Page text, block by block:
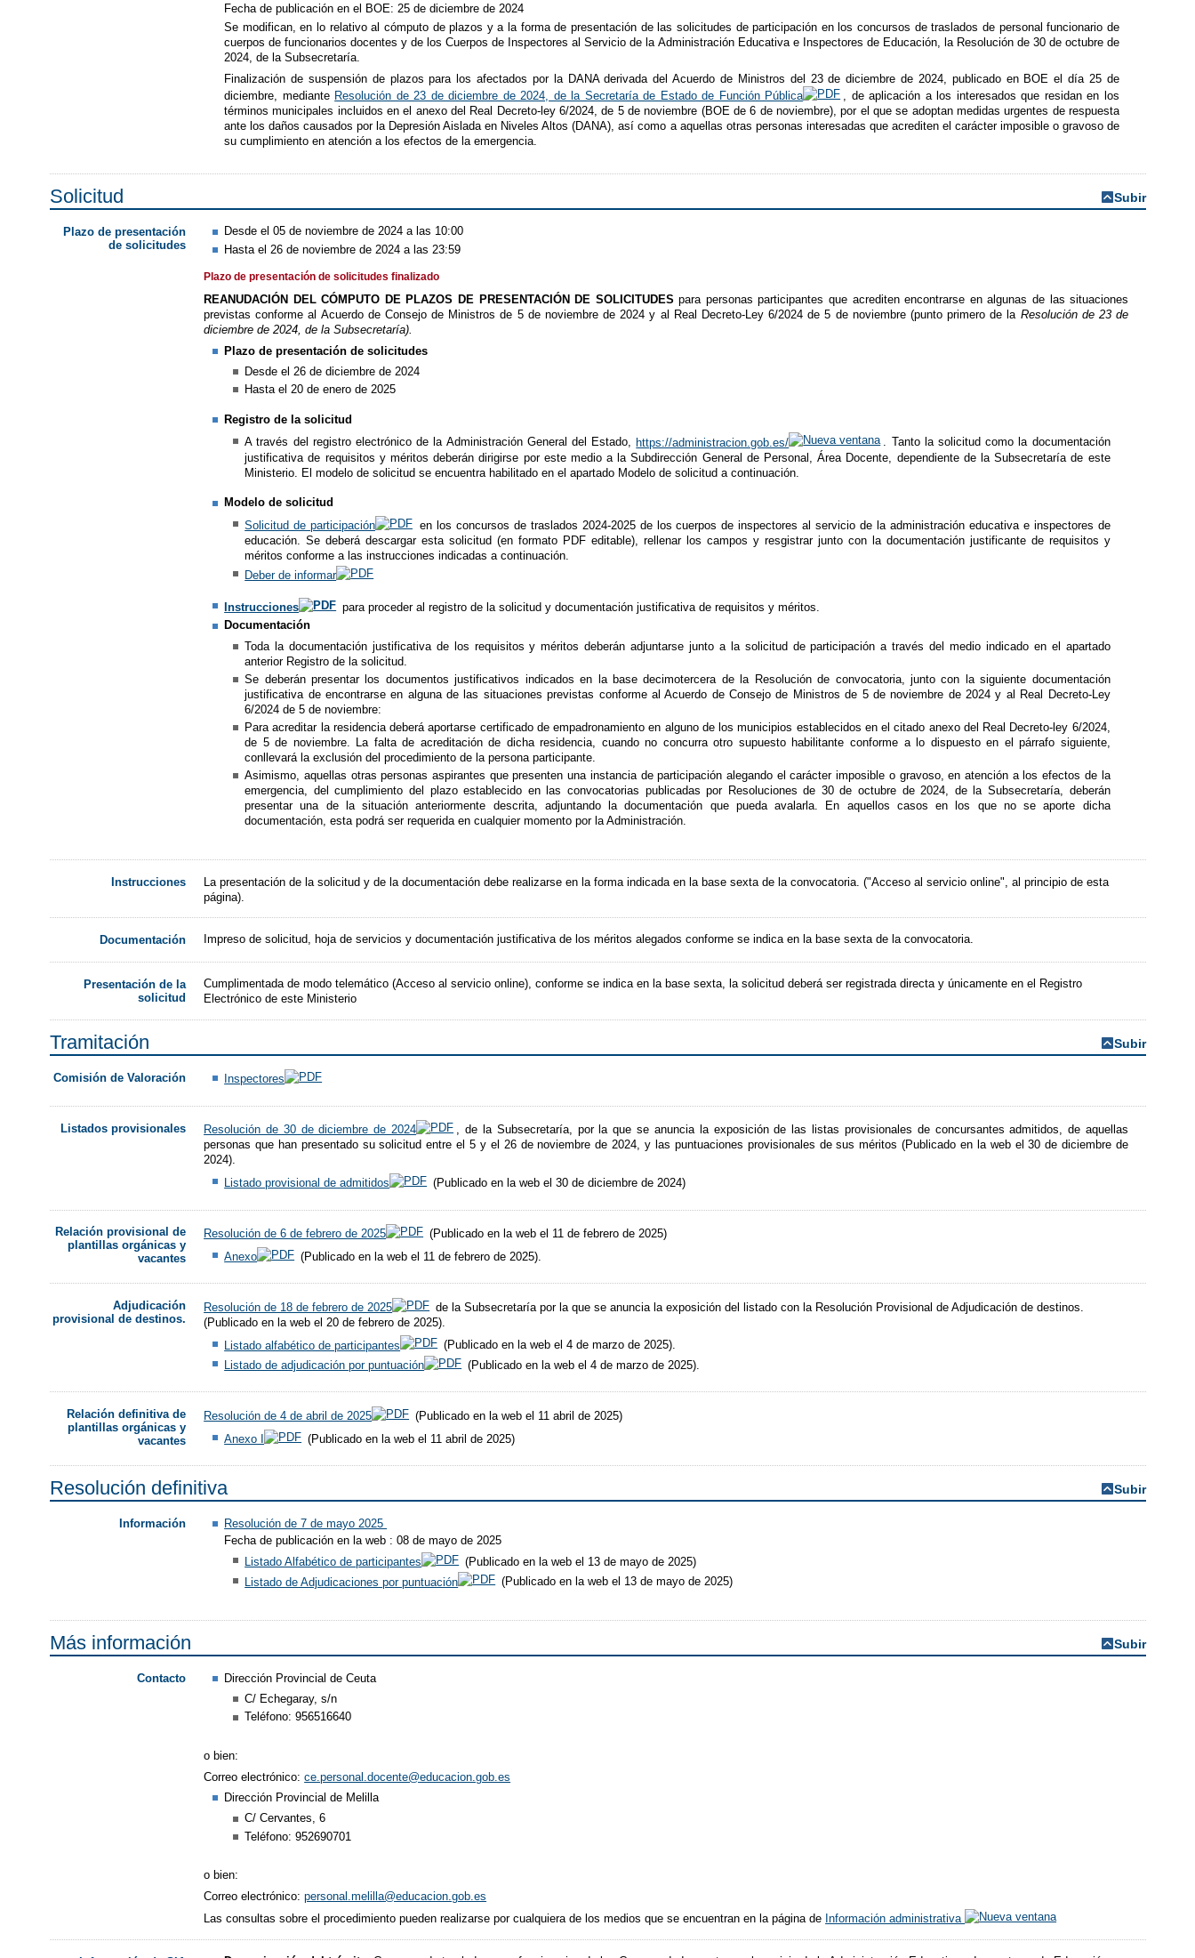
Fecha de publicación en el BOE: 25 de diciembre de 2024
Se modifican, en lo relativo al cómputo de plazos y a la forma de presentación de las solicitudes de participación en los concursos de traslados de personal funcionario de
cuerpos de funcionarios docentes y de los Cuerpos de Inspectores al Servicio de la Administración Educativa e Inspectores de Educación, la Resolución de 30 de octubre de
2024, de la Subsecretaría.
Finalización de suspensión de plazos para los afectados por la DANA derivada del Acuerdo de Ministros del 23 de diciembre de 2024, publicado en BOE el día 25 de
diciembre, mediante Resolución de 23 de diciembre de 2024, de la Secretaría de Estado de Función Pública
, de aplicación a los interesados que residan en los
términos municipales incluidos en el anexo del Real Decreto-ley 6/2024, de 5 de noviembre (BOE de 6 de noviembre), por el que se adoptan medidas urgentes de respuesta
ante los daños causados por la Depresión Aislada en Niveles Altos (DANA), así como a aquellas otras personas interesadas que acrediten el carácter imposible o gravoso de
su cumplimiento en atención a los efectos de la emergencia.
Solicitud Subir
Plazo de presentación
de solicitudes
Desde el 05 de noviembre de 2024 a las 10:00
Hasta el 26 de noviembre de 2024 a las 23:59
Plazo de presentación de solicitudes finalizado
REANUDACIÓN DEL CÓMPUTO DE PLAZOS DE PRESENTACIÓN DE SOLICITUDES para personas participantes que acrediten encontrarse en algunas de las situaciones
previstas conforme al Acuerdo de Consejo de Ministros de 5 de noviembre de 2024 y al Real Decreto-Ley 6/2024 de 5 de noviembre (punto primero de la Resolución de 23 de
diciembre de 2024, de la Subsecretaría).
Plazo de presentación de solicitudes
Desde el 26 de diciembre de 2024
Hasta el 20 de enero de 2025
Registro de la solicitud
A través del registro electrónico de la Administración General del Estado,https://administracion.gob.es/
. Tanto la solicitud como la documentación
justificativa de requisitos y méritos deberán dirigirse por este medio a la Subdirección General de Personal, Área Docente, dependiente de la Subsecretaría de este
Ministerio. El modelo de solicitud se encuentra habilitado en el apartado Modelo de solicitud a continuación.
Modelo de solicitud
Solicitud de participación
en los concursos de traslados 2024-2025 de los cuerpos de inspectores al servicio de la administración educativa e inspectores de
educación. Se deberá descargar esta solicitud (en formato PDF editable), rellenar los campos y resgistrar junto con la documentación justificante de requisitos y
méritos conforme a las instrucciones indicadas a continuación.
Deber de informar
Instrucciones
para proceder al registro de la solicitud y documentación justificativa de requisitos y méritos.
Documentación
Toda la documentación justificativa de los requisitos y méritos deberán adjuntarse junto a la solicitud de participación a través del medio indicado en el apartado
anterior Registro de la solicitud.
Se deberán presentar los documentos justificativos indicados en la base decimotercera de la Resolución de convocatoria, junto con la siguiente documentación
justificativa de encontrarse en alguna de las situaciones previstas conforme al Acuerdo de Consejo de Ministros de 5 de noviembre de 2024 y al Real Decreto-Ley
6/2024 de 5 de noviembre:
Para acreditar la residencia deberá aportarse certificado de empadronamiento en alguno de los municipios establecidos en el citado anexo del Real Decreto-ley 6/2024,
de 5 de noviembre. La falta de acreditación de dicha residencia, cuando no concurra otro supuesto habilitante conforme a lo dispuesto en el párrafo siguiente,
conllevará la exclusión del procedimiento de la persona participante.
Asimismo, aquellas otras personas aspirantes que presenten una instancia de participación alegando el carácter imposible o gravoso, en atención a los efectos de la
emergencia, del cumplimiento del plazo establecido en las convocatorias publicadas por Resoluciones de 30 de octubre de 2024, de la Subsecretaría, deberán
presentar una de la situación anteriormente descrita, adjuntando la documentación que pueda avalarla. En aquellos casos en los que no se aporte dicha
documentación, esta podrá ser requerida en cualquier momento por la Administración.
Instrucciones
La presentación de la solicitud y de la documentación debe realizarse en la forma indicada en la base sexta de la convocatoria. ("Acceso al servicio online", al principio de esta
página).
Documentación Impreso de solicitud, hoja de servicios y documentación justificativa de los méritos alegados conforme se indica en la base sexta de la convocatoria.
Presentación de la
solicitud
Cumplimentada de modo telemático (Acceso al servicio online), conforme se indica en la base sexta, la solicitud deberá ser registrada directa y únicamente en el Registro
Electrónico de este Ministerio
Tramitación Subir
Comisión de Valoración Inspectores
Listados provisionales Resolución de 30 de diciembre de 2024
, de la Subsecretaría, por la que se anuncia la exposición de las listas provisionales de concursantes admitidos, de aquellas
personas que han presentado su solicitud entre el 5 y el 26 de noviembre de 2024, y las puntuaciones provisionales de sus méritos (Publicado en la web el 30 de diciembre de
2024).
Listado provisional de admitidos
(Publicado en la web el 30 de diciembre de 2024)
Relación provisional de
plantillas orgánicas y
vacantes
Resolución de 6 de febrero de 2025
(Publicado en la web el 11 de febrero de 2025)
Anexo
(Publicado en la web el 11 de febrero de 2025).
Adjudicación
provisional de destinos.
Resolución de 18 de febrero de 2025
de la Subsecretaría por la que se anuncia la exposición del listado con la Resolución Provisional de Adjudicación de destinos.
(Publicado en la web el 20 de febrero de 2025).
Listado alfabético de participantes
(Publicado en la web el 4 de marzo de 2025).
Listado de adjudicación por puntuación
(Publicado en la web el 4 de marzo de 2025).
Relación definitiva de
plantillas orgánicas y
vacantes
Resolución de 4 de abril de 2025
(Publicado en la web el 11 abril de 2025)
Anexo I​
(Publicado en la web el 11 abril de 2025)
Resolución definitiva Subir
Información
Resolución de 7 de mayo 2025
Fecha de publicación en la web : 08 de mayo de 2025
Listado Alfabético de participantes
(Publicado en la web el 13 de mayo de 2025)
Listado de Adjudicaciones por puntuación
(Publicado en la web el 13 de mayo de 2025)
Más información Subir
Contacto
Dirección Provincial de Ceuta
​C/ Echegaray, s/n
Teléfono: 956516640
o bien:
Correo electrónico:ce.personal.docente@educacion.gob.es
Dirección Provincial de Melilla
​C/ Cervantes, 6
Teléfono: 952690701
o bien:
Correo electrónico:personal.melilla@educacion.gob.es
Las consultas sobre el procedimiento pueden realizarse por cualquiera de los medios que se encuentran en la página de Información administrativa